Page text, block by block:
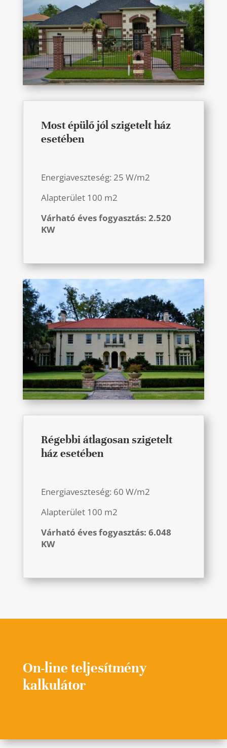
Most épülő jól szigetelt ház
esetében
Energiaveszteség: 25 W/m2
Alapterület 100 m2
Várható éves fogyasztás: 2.520
KW
Régebbi átlagosan szigetelt
ház esetében
Energiaveszteség: 60 W/m2
Alapterület 100 m2
Várható éves fogyasztás: 6.048
KW
On-line teljesítmény
kalkulátor